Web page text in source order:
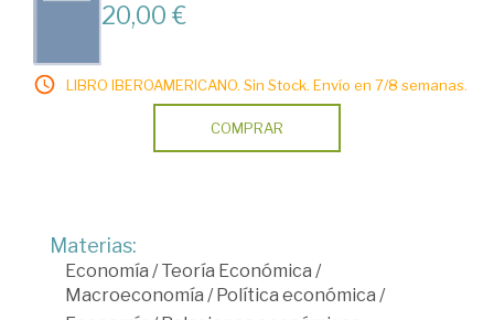
20,00 €
LIBRO IBEROAMERICANO. Sin Stock. Envío en 7/8 semanas.
COMPRAR
Materias:
Economía /Teoría Económica /
Macroeconomía / Política económica /